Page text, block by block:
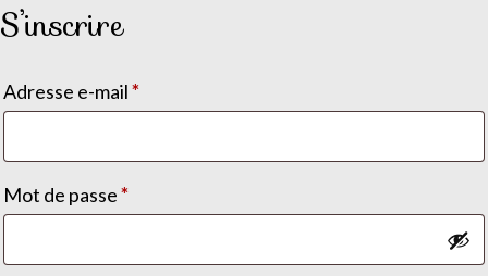
S’inscrire
Adresse e-mail*
Mot de passe*